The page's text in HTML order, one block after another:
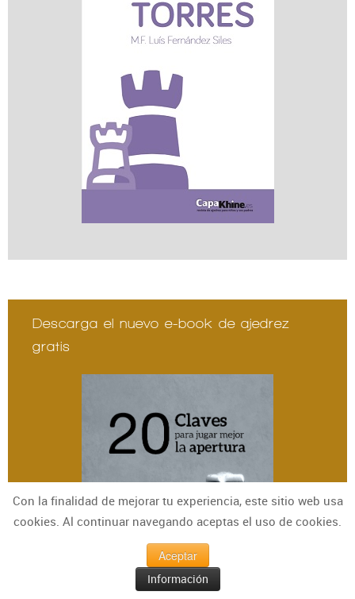
Descarga el nuevo e-book de ajedrez
gratis
Con la finalidad de mejorar tu experiencia, este sitio web usa
cookies. Al continuar navegando aceptas el uso de cookies.
Aceptar
Información